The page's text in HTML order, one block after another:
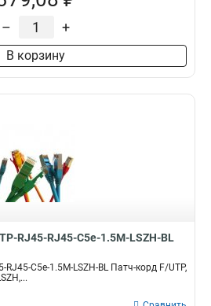
– +
В корзину
RJ45-RJ45-C5e-1.5M-LSZH-BL
RJ45-C5e-1.5M-LSZH-BL Патч-корд F/UTP,